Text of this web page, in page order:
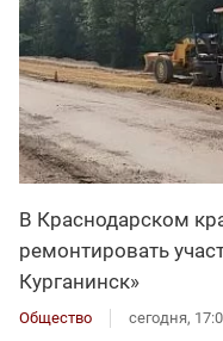
В Краснодарском
ремонтировать
Курганинск»
Общество сегодня,